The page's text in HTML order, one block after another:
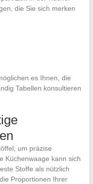
die Sie sich merken
es Ihnen, die
Tabellen konsultieren
um präzise
Küchenwaage kann sich
Stoffe als nützlich
Proportionen Ihrer